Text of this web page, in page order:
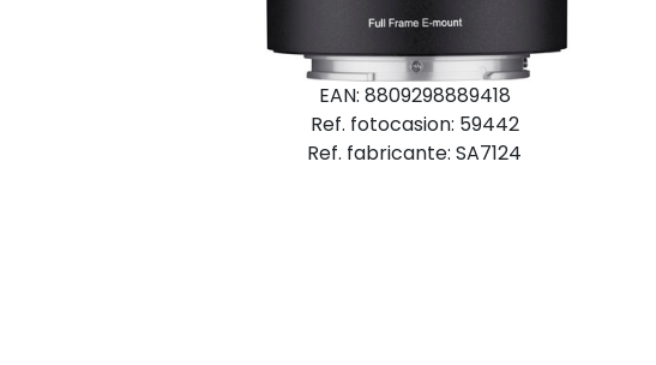
EAN: 8809298889418
Ref. fotocasion: 59442
Ref. fabricante: SA7124